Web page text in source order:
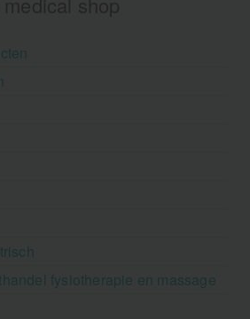
fysiotherapie en massage